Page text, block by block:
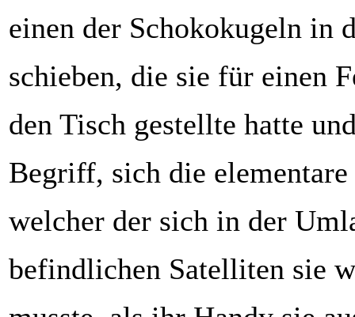
einen der Schokokugeln in
schieben, die sie für einen
den Tisch gestellte hatte
Begriff, sich die
welcher der sich in der
befindlichen Satelliten sie